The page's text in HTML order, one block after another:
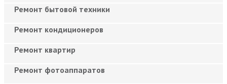
Ремонт бытовой техники
Ремонт кондиционеров
Ремонт квартир
Ремонт фотоаппаратов